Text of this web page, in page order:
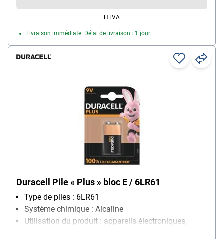
HTVA
Livraison immédiate. Délai de livraison : 1 jour
Duracell Pile « Plus » bloc E / 6LR61
Type de piles : 6LR61
Système chimique : Alcaline
Utilisation du produit : appareils électroniques,